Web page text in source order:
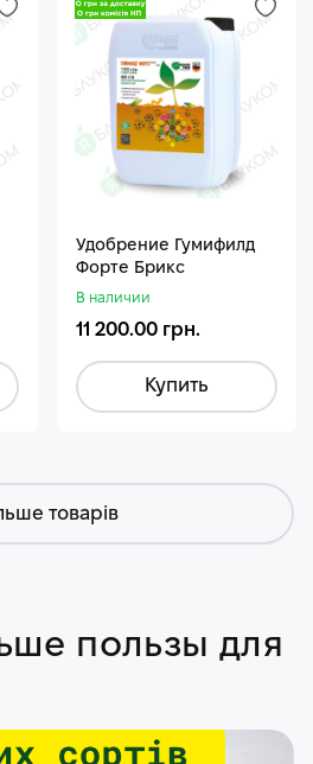
Удобрение Гумифилд
Форте Брикс
В наличии
11 200.00 грн.
Купить
товарів
пользы для